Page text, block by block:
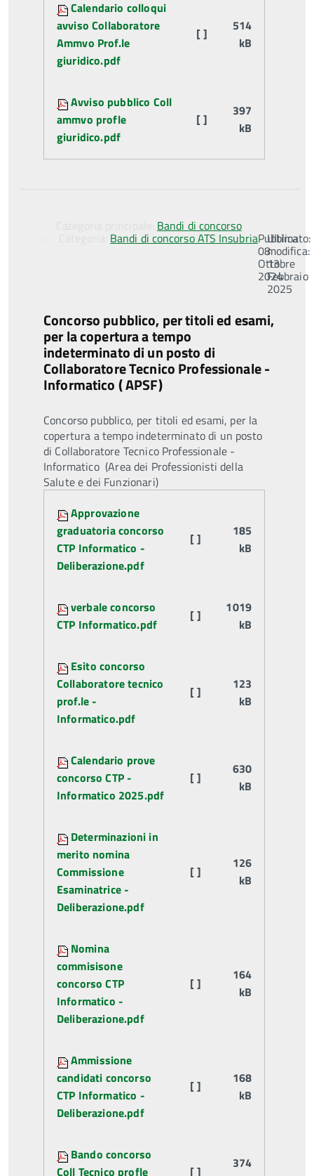
Calendario colloqui
avviso Collaboratore
Ammvo Prof.le
giuridico.pdf
[ ]
514
kB
Avviso pubblico Coll
ammvo profle
giuridico.pdf
[ ]
397
kB
Bandi di concorso
Bandi di concorso ATS InsubriaPubblicato:
08
Ottobre
2024
Ultima
modifica:
13
Febbraio
2025
Concorso pubblico, per titoli ed esami,
per la copertura a tempo
indeterminato di un posto di
Collaboratore Tecnico Professionale -
Informatico ( APSF)
Concorso pubblico, per titoli ed esami, per la
copertura a tempo indeterminato di un posto
di Collaboratore Tecnico Professionale -
Informatico (Area dei Professionisti della
Salute e dei Funzionari)
Approvazione
graduatoria concorso
CTP Informatico -
Deliberazione.pdf
[ ]
185
kB
verbale concorso
CTP Informatico.pdf
[ ]
1019
kB
Esito concorso
Collaboratore tecnico
prof.le -
Informatico.pdf
[ ]
123
kB
Calendario prove
concorso CTP -
Informatico 2025.pdf
[ ]
630
kB
Determinazioni in
merito nomina
Commissione
Esaminatrice -
Deliberazione.pdf
[ ]
126
kB
Nomina
commisisone
concorso CTP
Informatico -
Deliberazione.pdf
[ ]
164
kB
Ammissione
candidati concorso
CTP Informatico -
Deliberazione.pdf
[ ]
168
kB
Bando concorso
Coll Tecnico profle
[ ]
374